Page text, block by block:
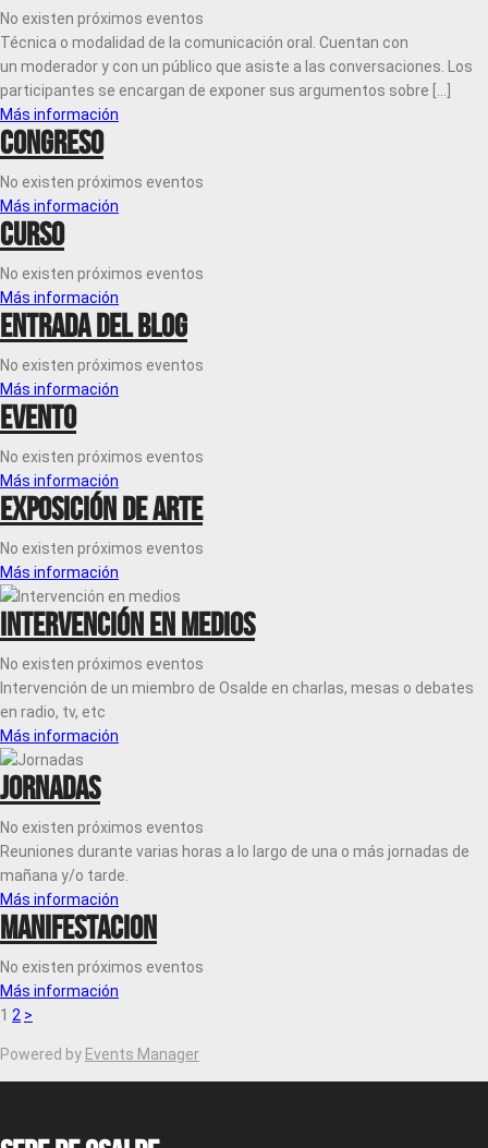
No existen próximos eventos
Técnica o modalidad de la comunicación oral. Cuentan con
un moderador y con un público que asiste a las conversaciones. Los
participantes se encargan de exponer sus argumentos sobre [...]
Más información
Congreso
No existen próximos eventos
Más información
Curso
No existen próximos eventos
Más información
Entrada del blog
No existen próximos eventos
Más información
Evento
No existen próximos eventos
Más información
Exposición de arte
No existen próximos eventos
Más información
Intervención en medios
No existen próximos eventos
Intervención de un miembro de Osalde en charlas, mesas o debates
en radio, tv, etc
Más información
Jornadas
No existen próximos eventos
Reuniones durante varias horas a lo largo de una o más jornadas de
mañana y/o tarde.
Más información
Manifestacion
No existen próximos eventos
Más información
1 2 >
Powered by Events Manager